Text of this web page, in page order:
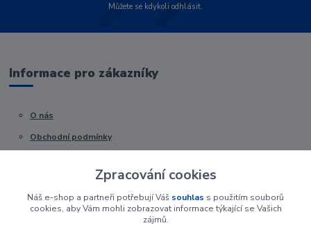
Můžete se kdykoli odhlásit.
Informace pro zákazníky
O nás
Obchodní podmínky
Zpracování cookies
Náš e-shop a partneři potřebují Váš souhlas s použitím souborů
cookies, aby Vám mohli zobrazovat informace týkající se Vašich
zájmů.